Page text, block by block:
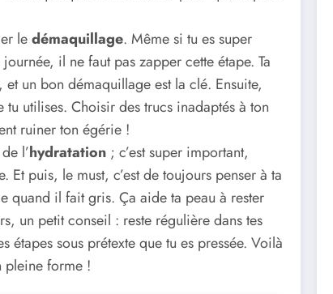
ledémaquillage. Même si tu es super
il ne faut pas zapper cette étape. Ta
un bon démaquillage est la clé. Ensuite,
utilises. Choisir des trucs inadaptés à ton
ruiner ton égérie !
l’hydratation; c’est super important,
Et puis, le must, c’est de toujours penser à ta
quand il fait gris. Ça aide ta peau à rester
un petit conseil : reste régulière dans tes
étapes sous prétexte que tu es pressée. Voilà
pleine forme !